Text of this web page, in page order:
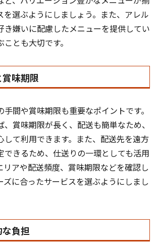
を選ぶようにしましょう。また、アレル
き嫌いに配慮したメニューを提供してい
とも大切です。
味期限
間や賞味期限も重要なポイントです。
賞味期限が長く、配送も簡単なため、
して利用できます。また、配送先を遠方
できるため、仕送りの一環としても活用
リアや配送頻度、賞味期限などを確認し
ズに合ったサービスを選ぶようにしまし
負担